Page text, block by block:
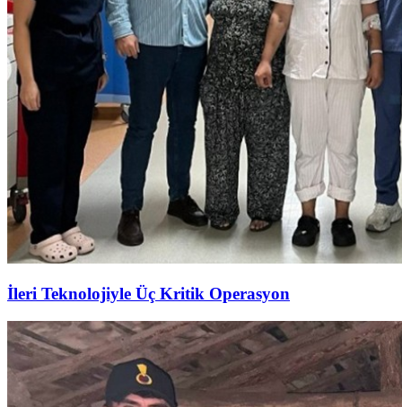
İleri Teknolojiyle Üç Kritik Operasyon